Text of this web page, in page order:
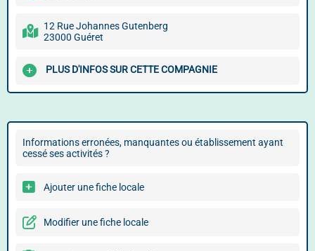
12 Rue Johannes Gutenberg
23000 Guéret
PLUS D'INFOS SUR CETTE COMPAGNIE
Informations erronées, manquantes ou établissement ayant
cessé ses activités ?
Ajouter une fiche locale
Modifier une fiche locale